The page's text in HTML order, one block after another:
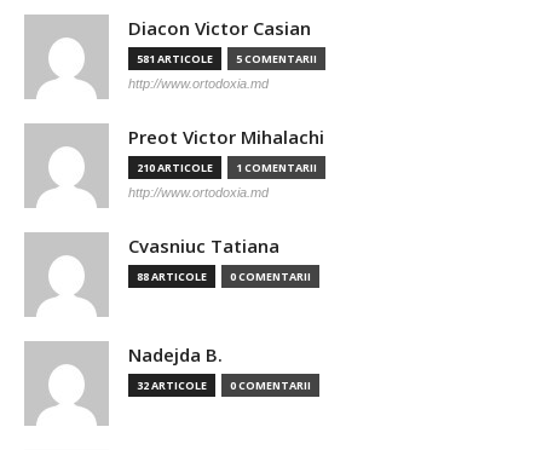
Diacon Victor Casian
581 ARTICOLE 5 COMENTARII
http://www.ortodoxia.md
Preot Victor Mihalachi
210 ARTICOLE 1 COMENTARII
http://www.ortodoxia.md
Cvasniuc Tatiana
88 ARTICOLE 0 COMENTARII
Nadejda B.
32 ARTICOLE 0 COMENTARII